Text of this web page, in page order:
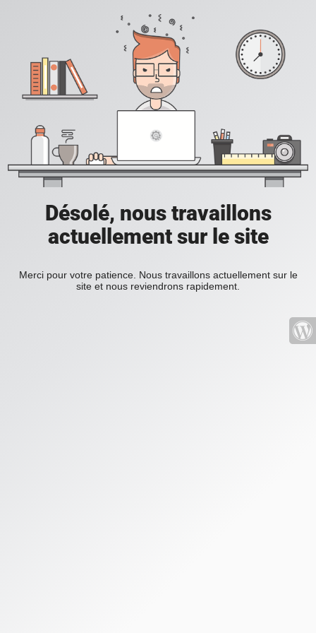
Désolé, nous travaillons
actuellement sur le site
Merci pour votre patience. Nous travaillons actuellement sur le
site et nous reviendrons rapidement.